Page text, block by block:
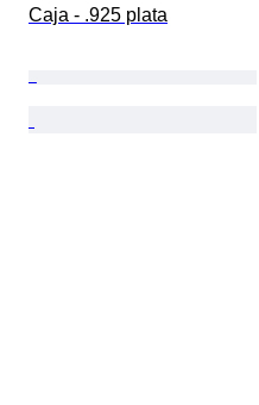
Caja - .925 plata